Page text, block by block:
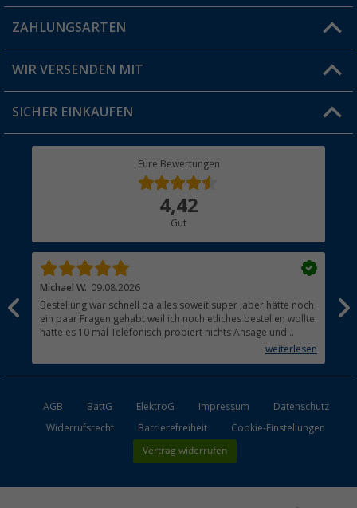
Blog
Jobs & Karriere
FAQ & Kontakt
Versandinformationen
Rücksendung
ZAHLUNGSARTEN
WIR VERSENDEN MIT
SICHER EINKAUFEN
Eure Bewertungen
4,42
Gut
Michael W. 09.08.2026
Bestellung war schnell da alles soweit super ,aber hätte noch
ein paar Fragen gehabt weil ich noch etliches bestellen wollte
hatte es 10 mal Telefonisch probiert nichts Ansage und
weiterlesen
Ich
AGB BattG ElektroG Impressum
Datenschutz
Widerrufsrecht
Barrierefreiheit Cookie-Einstellungen
Vertrag widerrufen